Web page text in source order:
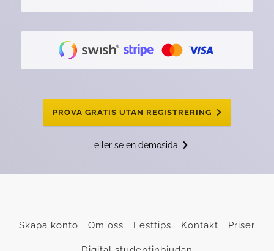
PROVA GRATIS UTAN REGISTRERING
... eller se en demosida
Skapa konto Om oss Festtips Kontakt Priser